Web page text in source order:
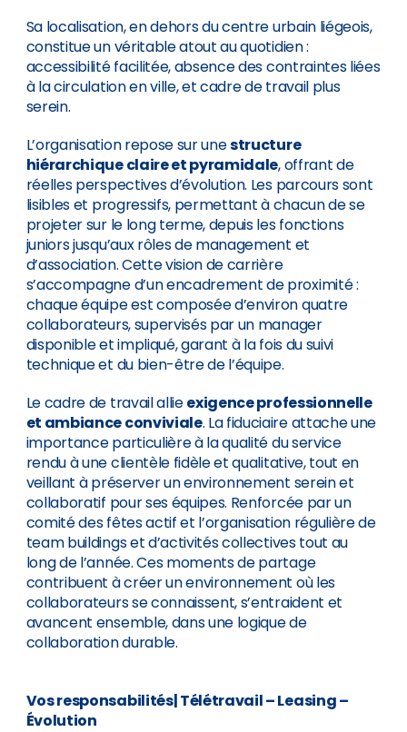
Sa localisation, en dehors du centre urbain liégeois,
constitue un véritable atout au quotidien :
accessibilité facilitée, absence des contraintes liées
à la circulation en ville, et cadre de travail plus
serein.
L’organisation repose sur unestructure
hiérarchique claire et pyramidale, offrant de
réelles perspectives d’évolution. Les parcours sont
lisibles et progressifs, permettant à chacun de se
projeter sur le long terme, depuis les fonctions
juniors jusqu’aux rôles de management et
d’association. Cette vision de carrière
s’accompagne d’un encadrement de proximité :
chaque équipe est composée d’environ quatre
collaborateurs, supervisés par un manager
disponible et impliqué, garant à la fois du suivi
technique et du bien-être de l’équipe.
Le cadre de travail allieexigence professionnelle
et ambiance conviviale. La fiduciaire attache une
importance particulière à la qualité du service
rendu à une clientèle fidèle et qualitative, tout en
veillant à préserver un environnement serein et
collaboratif pour ses équipes. Renforcée par un
comité des fêtes actif et l’organisation régulière de
team buildings et d’activités collectives tout au
long de l’année. Ces moments de partage
contribuent à créer un environnement où les
collaborateurs se connaissent, s’entraident et
avancent ensemble, dans une logique de
collaboration durable.
Vos responsabilités| Télétravail – Leasing –
Évolution